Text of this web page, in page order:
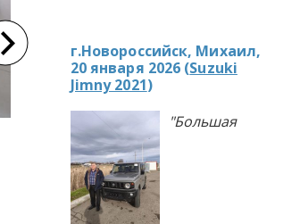
MITSUBISHI PAJERO MINI 2013
890 Т.Р.
г.Новороссийск, Михаил,
20 января 2026 (Suzuki
Jimny 2021)
"Большая